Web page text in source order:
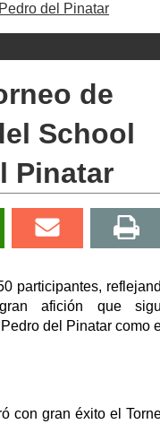
del Pinatar
de
School
Pinatar
participantes,
afición que
del Pinatar como
con gran éxito el